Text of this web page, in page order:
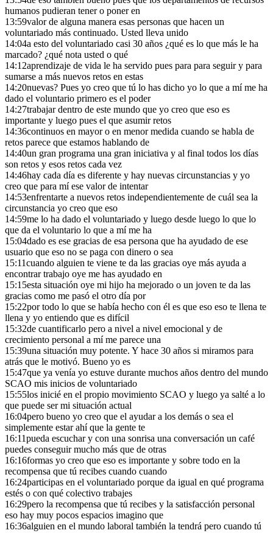
humanos pudieran tener o poner en
13:59valor de alguna manera esas personas que hacen un
voluntariado más continuado. Usted lleva unido
14:04a esto del voluntariado casi 30 años ¿qué es lo que más le ha
marcado? ¿qué nota usted o qué
14:12aprendizaje de vida le ha servido pues para para seguir y para
sumarse a más nuevos retos en estas
14:20nuevas? Pues yo creo que tú lo has dicho yo lo que a mí me ha
dado el voluntario primero es el poder
14:27trabajar dentro de este mundo que yo creo que eso es
importante y luego pues el que asumir retos
14:36continuos en mayor o en menor medida cuando se habla de
retos parece que estamos hablando de
14:40un gran programa una gran iniciativa y al final todos los días
son retos y esos retos cada vez
14:46hay cada día es diferente y hay nuevas circunstancias y yo
creo que para mí ese valor de intentar
14:53enfrentarte a nuevos retos independientemente de cuál sea la
circunstancia yo creo que eso
14:59me lo ha dado el voluntariado y luego desde luego lo que lo
que da el voluntario lo que a mí me ha
15:04dado es ese gracias de esa persona que ha ayudado de ese
usuario que eso no se paga con dinero o sea
15:11cuando alguien te viene te da las gracias oye más ayuda a
encontrar trabajo oye me has ayudado en
15:15esta situación oye mi hijo ha mejorado o un joven te da las
gracias como me pasó el otro día por
15:22por todo lo que se había hecho con él es que eso eso te llena te
llena y yo entiendo que es difícil
15:32de cuantificarlo pero a nivel a nivel emocional y de
crecimiento personal a mí me parece una
15:39una situación muy potente. Y hace 30 años si miramos para
atrás que le motivó. Bueno yo es
15:47que ya venía yo estuve durante muchos años dentro del mundo
SCAO mis inicios de voluntariado
15:55los inicié en el propio movimiento SCAO y luego ya salté a lo
que puede ser mi situación actual
16:04pero bueno yo creo que el ayudar a los demás o sea el
simplemente estar ahí que la gente te
16:11pueda escuchar y con una sonrisa una conversación un café
puedes conseguir mucho más que de otras
16:16formas yo creo que eso es importante y sobre todo en la
recompensa que tú recibes cuando cuando
16:24participas en el voluntariado porque da igual en qué programa
estés o con qué colectivo trabajes
16:29pero la recompensa que tú recibes y la satisfacción personal
eso hay muy pocos espacios imagino que
16:36alguien en el mundo laboral también la tendrá pero cuando tú